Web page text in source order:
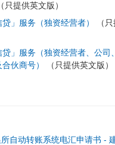
（只提供英文版）
」服务（独资经营者）
（
」服务（独资经营者、公司
伙商号）
（只提供英文版）
自动转账系统电汇申请书 -